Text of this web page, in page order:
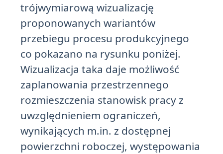
trójwymiarową wizualizację
proponowanych wariantów
przebiegu procesu produkcyjnego
co pokazano na rysunku poniżej.
Wizualizacja taka daje możliwość
zaplanowania przestrzennego
rozmieszczenia stanowisk pracy z
uwzględnieniem ograniczeń,
wynikających m.in. z dostępnej
powierzchni roboczej, występowania